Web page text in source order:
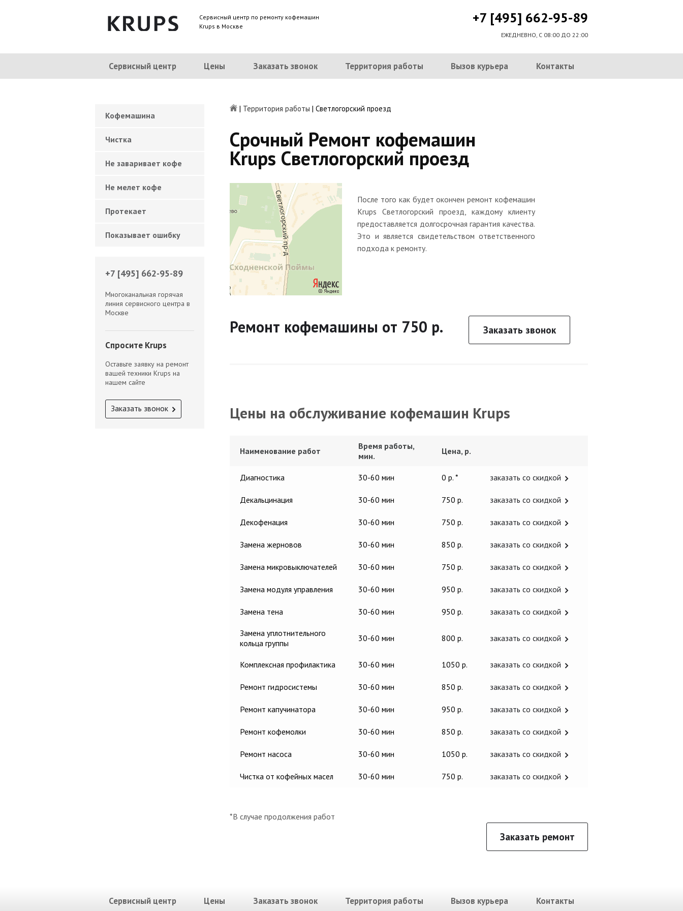
Сервисный центр по ремонту кофемашин
Krups в Москве
+7 [495] 662-95-89
ЕЖЕДНЕВНО, С 08:00 ДО 22:00
Сервисный центр Цены Заказать звонок Территория работы Вызов курьера Контакты
| Территория работы | Светлогорский проезд
Срочный Ремонт кофемашин
Krups Светлогорский проезд
После того как будет окончен ремонт кофемашин
Krups Светлогорский проезд, каждому клиенту
предоставляется долгосрочная гарантия качества.
Это и является свидетельством ответственного
подхода к ремонту.
Ремонт кофемашины от 750 р. Заказать звонок
Цены на обслуживание кофемашин Krups
Наименование работ
Время работы,
мин.
Цена, р.
Диагностика 30-60 мин 0 р. * заказать со скидкой
Декальцинация 30-60 мин 750 р. заказать со скидкой
Декофенация 30-60 мин 750 р. заказать со скидкой
Замена жерновов 30-60 мин 850 р. заказать со скидкой
Замена микровыключателей 30-60 мин 750 р. заказать со скидкой
Замена модуля управления 30-60 мин 950 р. заказать со скидкой
Замена тена 30-60 мин 950 р. заказать со скидкой
Замена уплотнительного
кольца группы
30-60 мин 800 р. заказать со скидкой
Комплексная профилактика 30-60 мин 1050 р. заказать со скидкой
Ремонт гидросистемы 30-60 мин 850 р. заказать со скидкой
Ремонт капучинатора 30-60 мин 950 р. заказать со скидкой
Ремонт кофемолки 30-60 мин 850 р. заказать со скидкой
Ремонт насоса 30-60 мин 1050 р. заказать со скидкой
Чистка от кофейных масел 30-60 мин 750 р. заказать со скидкой
*В случае продолжения работ
Заказать ремонт
Кофемашина
Чистка
Не заваривает кофе
Не мелет кофе
Протекает
Показывает ошибку
+7 [495] 662-95-89
Многоканальная горячая
линия сервисного центра в
Москве
Спросите Krups
Оставьте заявку на ремонт
вашей техники Krups на
нашем сайте
Заказать звонок
Сервисный центр Цены Заказать звонок Территория работы Вызов курьера Контакты